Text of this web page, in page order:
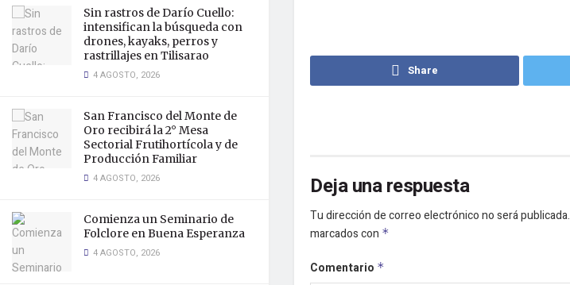
Sin rastros de Darío Cuello:
intensifican la búsqueda con
drones, kayaks, perros y
rastrillajes en Tilisarao
4 AGOSTO, 2026
San Francisco del Monte de
Oro recibirá la 2° Mesa
Sectorial Frutihortícola y de
Producción Familiar
4 AGOSTO, 2026
Comienza un Seminario de
Folclore en Buena Esperanza
4 AGOSTO, 2026
Share
Deja una respuesta
Tu dirección de correo electrónico no será publicada.
marcados con *
Comentario *